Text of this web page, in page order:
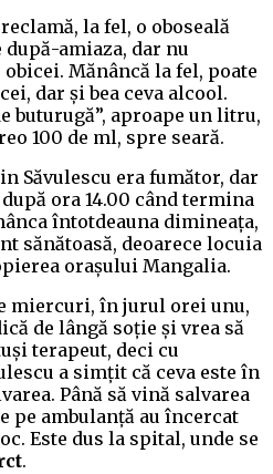
la fel, o oboseală
amiaza, dar nu
Mănâncă la fel, poate
dar și bea ceva alcool.
buturugă”, aproape un litru,
100 de ml, spre seară.
Săvulescu era fumător, dar
ora 14.00 când termina
întotdeauna dimineața,
sănătoasă, deoarece locuia
orașului Mangalia.
miercuri, în jurul orei unu,
de lângă soție și vrea să
terapeut, deci cu
a simțit că ceva este în
Până să vină salvarea
pe ambulanță au încercat
Este dus la spital, unde se
.